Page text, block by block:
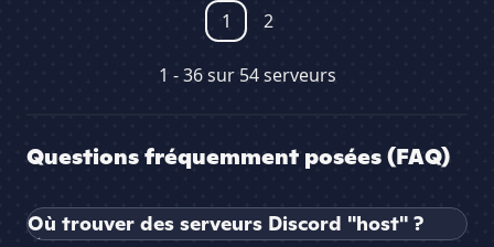
1 2
1 - 36 sur 54 serveurs
Questions fréquemment posées (FAQ)
Où trouver des serveurs Discord "host" ?